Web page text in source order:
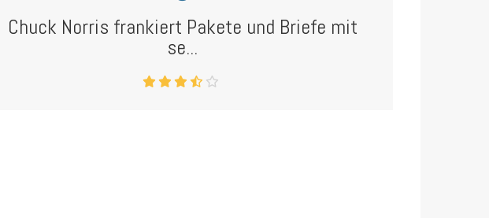
Chuck Norris frankiert Pakete und Briefe mit
se...